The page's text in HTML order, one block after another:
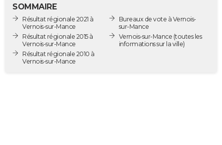
Destinations
City break
Voyage nature
Voyage de noces
Forum
Climat
GUIDES D'ACHAT
BONS PLANS
SOMMAIRE
Résultat régionale 2021 à
Vernois-sur-Mance
Résultat régionale 2015 à
Vernois-sur-Mance
Résultat régionale 2010 à
Vernois-sur-Mance
Bureaux de vote à Vernois-
sur-Mance
Vernois-sur-Mance (toutes les
informations sur la ville)